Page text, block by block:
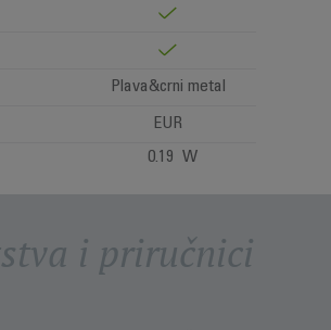
Plava&crni metal
EUR
0.19 W
i priručnici